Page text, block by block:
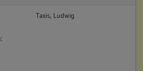
Taxis, Ludwig